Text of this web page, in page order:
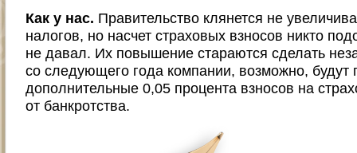
Как у нас. Правительство клянется не
налогов, но насчет страховых взносов никто
не давал. Их повышение стараются сделать
со следующего года компании, возможно, будут
дополнительные 0,05 процента взносов на
от банкротства.